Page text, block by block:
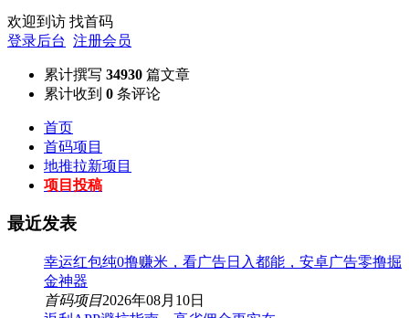
欢迎到访 找首码
登录后台 注册会员
累计撰写 34930 篇文章
累计收到 0 条评论
首页
首码项目
地推拉新项目
项目投稿
最近发表
幸运红包纯0撸赚米，看广告日入都能，安卓广告零撸掘
金神器
首码项目2026年08月10日